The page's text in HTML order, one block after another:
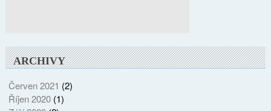
ARCHIVY
Červen 2021 (2)
Říjen 2020(1)